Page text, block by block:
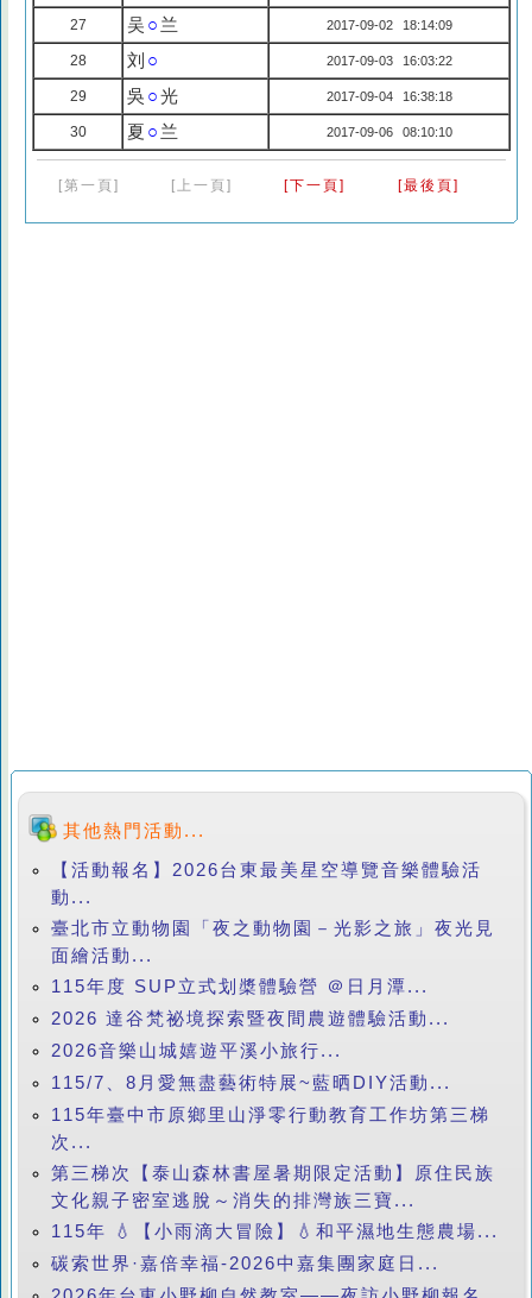
27 吴 ○ 兰 2017-09-02 18:14:09
28 刘 ○ 2017-09-03 16:03:22
29 吳 ○光 2017-09-04 16:38:18
30 夏 ○ 兰 2017-09-06 08:10:10
[第一頁] [上一頁] [下一頁] [最後頁]
其他熱門活動...
【活動報名】2026台東最美星空導覽音樂體驗活
動...
臺北市立動物園「夜之動物園－光影之旅」夜光見
面繪活動...
115年度 SUP立式划槳體驗營 ＠日月潭...
2026 達谷梵祕境探索暨夜間農遊體驗活動...
2026音樂山城嬉遊平溪小旅行...
115/7、8月愛無盡藝術特展~藍晒DIY活動...
115年臺中市原鄉里山淨零行動教育工作坊第三梯
次...
第三梯次【泰山森林書屋暑期限定活動】原住民族
文化親子密室逃脫～消失的排灣族三寶...
115年 💧【小雨滴大冒險】💧和平濕地生態農場...
碳索世界·嘉倍幸福-2026中嘉集團家庭日...